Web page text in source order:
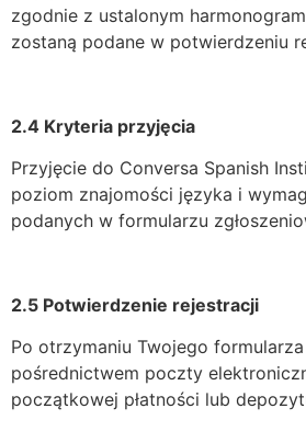
zgodnie z ustalonym
zostaną podane w potwierdzeniu
2.4 Kryteria przyjęcia
Przyjęcie do Conversa Spanish
poziom znajomości języka i
podanych w formularzu
2.5 Potwierdzenie rejestracji
Po otrzymaniu Twojego
pośrednictwem poczty
początkowej płatności lub